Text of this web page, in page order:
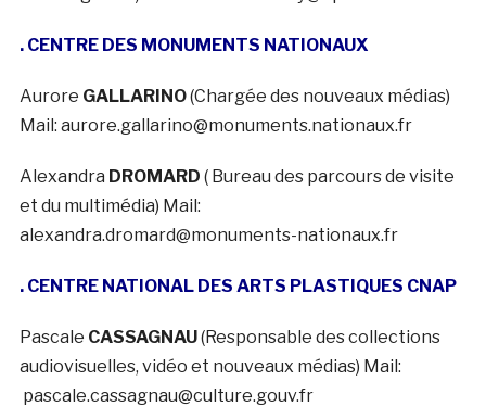
. CENTRE DES MONUMENTS NATIONAUX
Aurore GALLARINO(Chargée des nouveaux médias)
Mail: aurore.gallarino@monuments.nationaux.fr
Alexandra DROMARD ( Bureau des parcours de visite
et du multimédia) Mail:
alexandra.dromard@monuments-nationaux.fr
. CENTRE NATIONAL DES ARTS PLASTIQUES CNAP
Pascale CASSAGNAU(Responsable des collections
audiovisuelles, vidéo et nouveaux médias) Mail:
pascale.cassagnau@culture.gouv.fr